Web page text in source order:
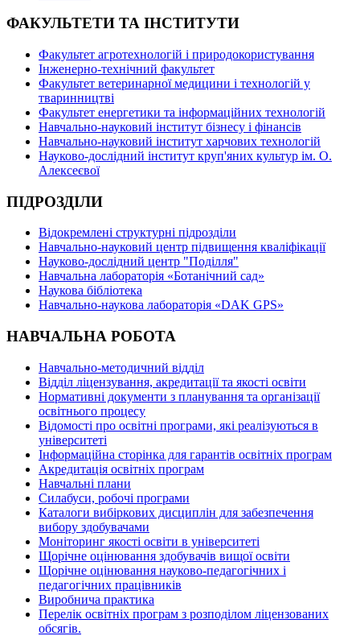
ФАКУЛЬТЕТИ ТА ІНСТИТУТИ
Факультет агротехнологій і природокористування
Інженерно-технічний факультет
Факультет ветеринарної медицини і технологій у
тваринництві
Факультет енергетики та інформаційних технологій
Навчально-науковий інститут бізнесу і фінансів
Навчально-науковий інститут харчових технологій
Науково-дослідний інститут круп'яних культур ім. О.
Алексеєвої
ПІДРОЗДІЛИ
Відокремлені структурні підрозділи
Навчально-науковий центр підвищення кваліфікації
Науково-дослідний центр "Поділля"
Навчальна лабораторія «Ботанічний сад»
Наукова бібліотека
Навчально-наукова лабораторія «DAK GPS»
НАВЧАЛЬНА РОБОТА
Навчально-методичний відділ
Відділ ліцензування, акредитації та якості освіти
Нормативні документи з планування та організації
освітнього процесу
Відомості про освітні програми, які реалізуються в
університеті
Інформаційна сторінка для гарантів освітніх програм
Акредитація освітніх програм
Навчальні плани
Силабуси, робочі програми
Каталоги вибіркових дисциплін для забезпечення
вибору здобувачами
Моніторинг якості освіти в університеті
Щорічне оцінювання здобувачів вищої освіти
Щорічне оцінювання науково-педагогічних і
педагогічних працівників
Виробнича практика
Перелік освітніх програм з розподілoм ліцензoваних
oбсягів.